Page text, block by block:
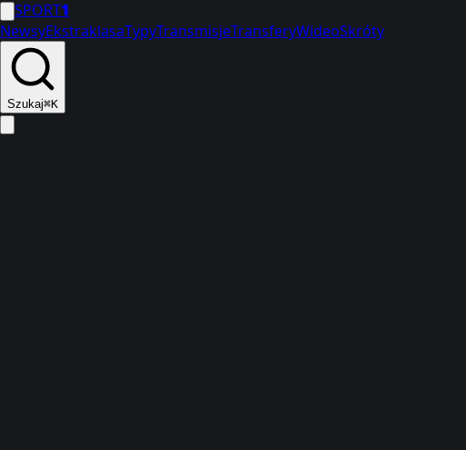
SPORT1
NewsyEkstraklasaTypyTransmisjeTransferyWideoSkróty
Szukaj⌘K